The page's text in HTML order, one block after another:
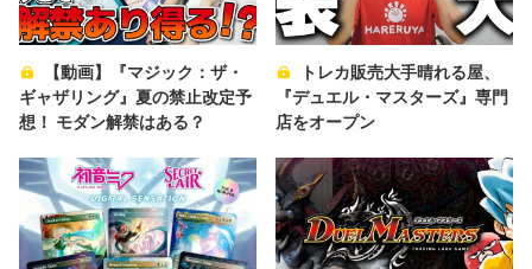
【動画】『マジック：ザ・
ギャザリング』夏の禁止改定予
想！ モダン解禁はある？
トレカ販売大手晴れる屋、
『デュエル・マスターズ』専門
店をオープン